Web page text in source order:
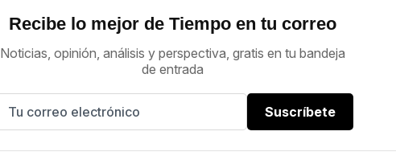
Recibe lo mejor de Tiempo en tu correo
Noticias, opinión, análisis y perspectiva, gratis en tu bandeja
de entrada
Suscríbete